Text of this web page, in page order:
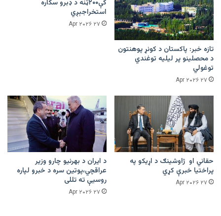
تازه خبر: پاکستان د کونړ پوهنتون
د محصلینو پر لیلیه توغندي
توغولي
۲۷ Apr ۲۰۲۶
کې۲۰۰ټنه د ډبرو سکاره
استخراجېږي
۲۷ Apr ۲۰۲۶
حقاني او ژاوشینګ د اړیکو په
پراختیا خبرې کړي
۲۷ Apr ۲۰۲۶
د ایران د بهرنیو چارو وزیر
عراقچي،پوتین سره د خبرو لپاره
روسیې ته تللی
۲۷ Apr ۲۰۲۶